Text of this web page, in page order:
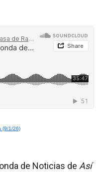
(9/1/26)
de Noticias de Así